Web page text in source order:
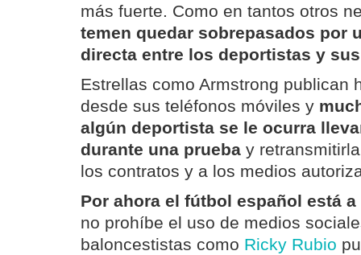
más fuerte. Como en tantos otros
temen quedar sobrepasados por
directa entre los deportistas y
Estrellas como Armstrong publican
desde sus teléfonos móviles y
algún deportista se le ocurra
durante una prueba y
los contratos y a los medios
Por ahora el fútbol español está
no prohíbe el uso de medios
baloncestistas como Ricky Rubio